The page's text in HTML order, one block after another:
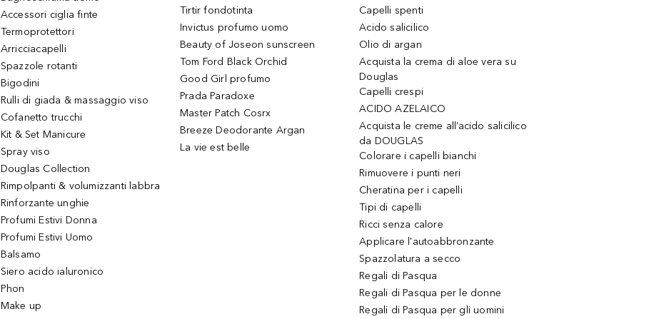
Accessori ciglia finte
Termoprotettori
Arricciacapelli
Spazzole rotanti
Bigodini
Rulli di giada & massaggio viso
Cofanetto trucchi
Kit & Set Manicure
Spray viso
Douglas Collection
Rimpolpanti & volumizzanti labbra
Rinforzante unghie
Profumi Estivi Donna
Profumi Estivi Uomo
Balsamo
Siero acido ialuronico
Phon
Make up
Tirtir fondotinta
Invictus profumo uomo
Beauty of Joseon sunscreen
Tom Ford Black Orchid
Good Girl profumo
Prada Paradoxe
Master Patch Cosrx
Breeze Deodorante Argan
La vie est belle
Capelli spenti
Acido salicilico
Olio di argan
Acquista la crema di aloe vera su
Douglas
Capelli crespi
ACIDO AZELAICO
Acquista le creme all’acido salicilico
da DOUGLAS
Colorare i capelli bianchi
Rimuovere i punti neri
Cheratina per i capelli
Tipi di capelli
Ricci senza calore
Applicare l'autoabbronzante
Spazzolatura a secco
Regali di Pasqua
Regali di Pasqua per le donne
Regali di Pasqua per gli uomini